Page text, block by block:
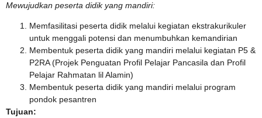
Mewujudkan peserta didik yang mandiri:
Memfasilitasi peserta didik melalui kegiatan ekstrakurikuler
untuk menggali potensi dan menumbuhkan kemandirian
Membentuk peserta didik yang mandiri melalui kegiatan P5 &
P2RA (Projek Penguatan Profil Pelajar Pancasila dan Profil
Pelajar Rahmatan lil Alamin)
Membentuk peserta didik yang mandiri melalui program
pondok pesantren
Tujuan: